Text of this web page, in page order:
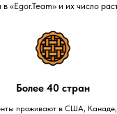
в «Egor.Team» и их число
проживают в США,
Более 40 стран